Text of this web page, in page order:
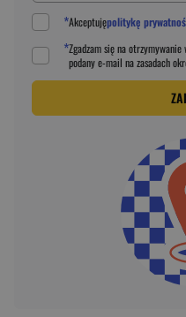
*Akceptujępolitykę
*Zgadzam się na
podanye-mail na zasadach